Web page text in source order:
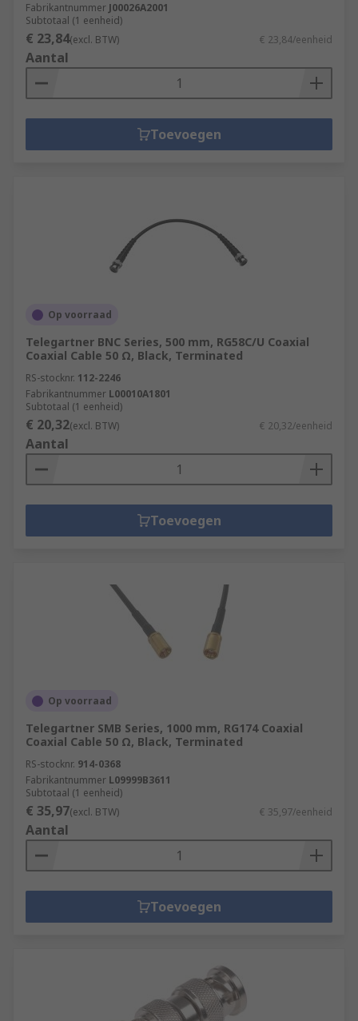
Fabrikantnummer J00026A2001
Subtotaal (1 eenheid)
€ 23,84(excl. BTW) € 23,84/eenheid
Aantal
Toevoegen
Op voorraad
Telegartner BNC Series, 500 mm, RG58C/U Coaxial
Coaxial Cable 50 Ω, Black, Terminated
RS-stocknr. 112-2246
Fabrikantnummer L00010A1801
Subtotaal (1 eenheid)
€ 20,32(excl. BTW) € 20,32/eenheid
Aantal
Toevoegen
Op voorraad
Telegartner SMB Series, 1000 mm, RG174 Coaxial
Coaxial Cable 50 Ω, Black, Terminated
RS-stocknr. 914-0368
Fabrikantnummer L09999B3611
Subtotaal (1 eenheid)
€ 35,97(excl. BTW) € 35,97/eenheid
Aantal
Toevoegen